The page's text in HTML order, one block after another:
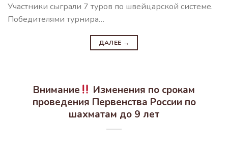
Участники сыграли 7 туров по швейцарской системе.
Победителями турнира…
ДАЛЕЕ →
Внимание
Изменения по срокам
проведения Первенства России по
шахматам до 9 лет